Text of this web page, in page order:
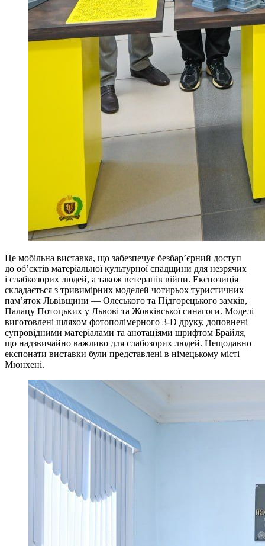
Це мобільна виставка, що забезпечує безбар’єрний доступ
до об’єктів матеріальної культурної спадщини для незрячих
і слабкозорих людей, а також ветеранів війни. Експозиція
складається з тривимірних моделей чотирьох туристичних
пам’яток Львівщини — Олеського та Підгорецького замків,
Палацу Потоцьких у Львові та Жовківської синагоги. Моделі
виготовлені шляхом фотополімерного 3-D друку, доповнені
супровідними матеріалами та анотаціями шрифтом Брайля,
що надзвичайно важливо для слабозорих людей. Нещодавно
експонати виставки були представлені в німецькому місті
Мюнхені.